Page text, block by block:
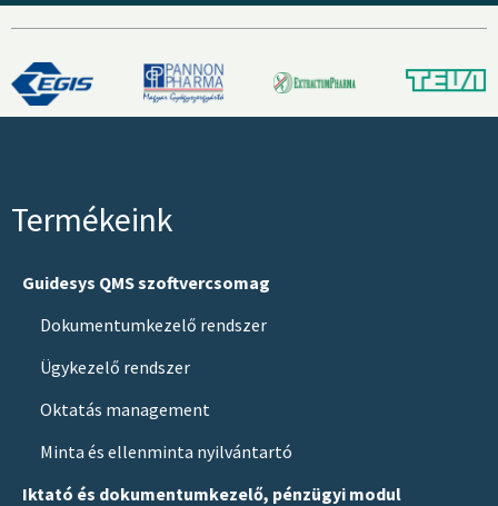
Termékeink
Guidesys QMS szoftvercsomag
Dokumentumkezelő rendszer
Ügykezelő rendszer
Oktatás management
Minta és ellenminta nyilvántartó
Iktató és dokumentumkezelő, pénzügyi modul